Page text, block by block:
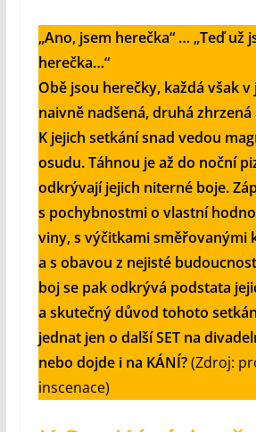
„Ano, jsem herečka“ … „Teď už
herečka…“
Obě jsou herečky, každá však v
naivně nadšená, druhá zhrzená
K jejich setkání snad vedou
osudu. Táhnou je až do noční
odkrývají jejich niterné boje.
s pochybnostmi o vlastní
viny, s výčitkami směřovanými
a s obavou z nejisté
boj se pak odkrývá podstata
a skutečný důvod tohoto
jednat jen o další SET na
nebo dojde i na KÁNÍ?(Zdroj:
inscenace)